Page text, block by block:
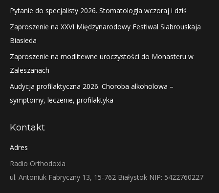
Pytanie do specjalisty 2026. Stomatologia wczoraj i dziś
Zaproszenie na XXVI Międzynarodowy Festiwal Siabrouskaja
Biasieda
Zaproszenie na modlitewne uroczystości do Monasteru w
Zaleszanach
Audycja profilaktyczna 2026. Choroba alkoholowa –
symptomy, leczenie, profilaktyka
Kontakt
Adres
Radio Orthodoxia
ul. Antoniuk Fabryczny 13, 15-762 Białystok NIP: 5422760227